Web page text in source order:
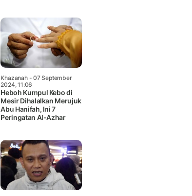
Khazanah- 07 September
2024, 11:06
Heboh Kumpul Kebo di
Mesir Dihalalkan Merujuk
Abu Hanifah, Ini 7
Peringatan Al-Azhar